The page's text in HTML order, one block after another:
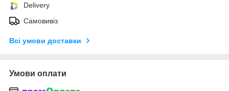
Delivery
Самовивіз
Всі умови доставки
Умови оплати